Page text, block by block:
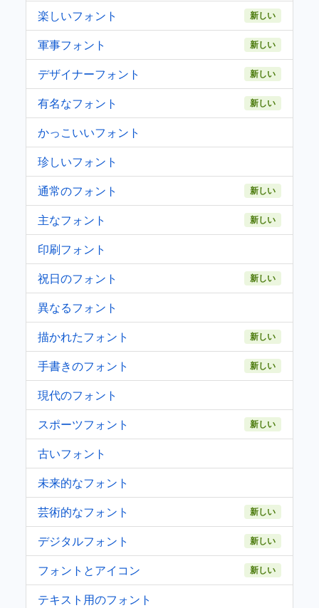
楽しいフォント 新しい
軍事フォント 新しい
デザイナーフォント 新しい
有名なフォント 新しい
かっこいいフォント
珍しいフォント
通常のフォント
新しい
主なフォント 新しい
印刷フォント
祝日のフォント
新しい
異なるフォント
描かれたフォント
新しい
手書きのフォント 新しい
現代のフォント
スポーツフォント
新しい
古いフォント
未来的なフォント
芸術的なフォント
新しい
デジタルフォント 新しい
フォントとアイコン 新しい
テキスト用のフォント